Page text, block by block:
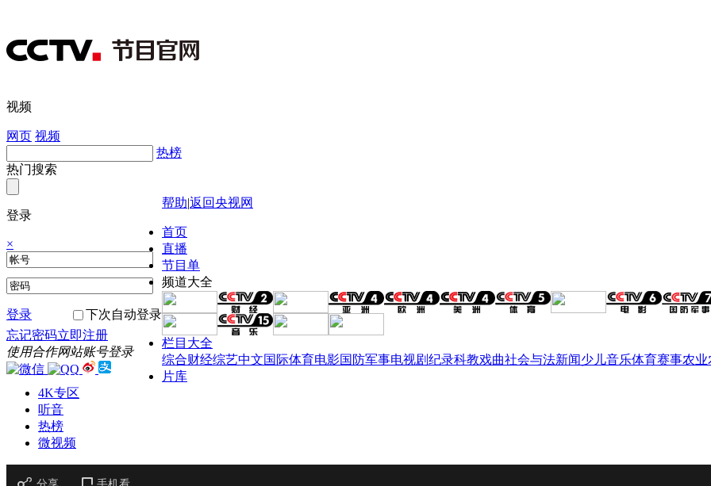
视频
网页 视频
热榜
热门搜索
登录
×
登录
下次自动登录
忘记密码立即注册
使用合作网站账号登录
帮助|返回央视网
首页
直播
节目单
频道大全
栏目大全
综合财经综艺中文国际体育电影国防军事电视剧纪录科教戏曲社会与法新闻少儿音乐体育赛事农业
片库
4K专区
听音
热榜
微视频